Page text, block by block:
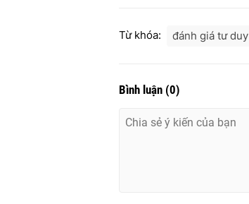
Từ khóa: đánh giá tư duy
Bình luận (0)